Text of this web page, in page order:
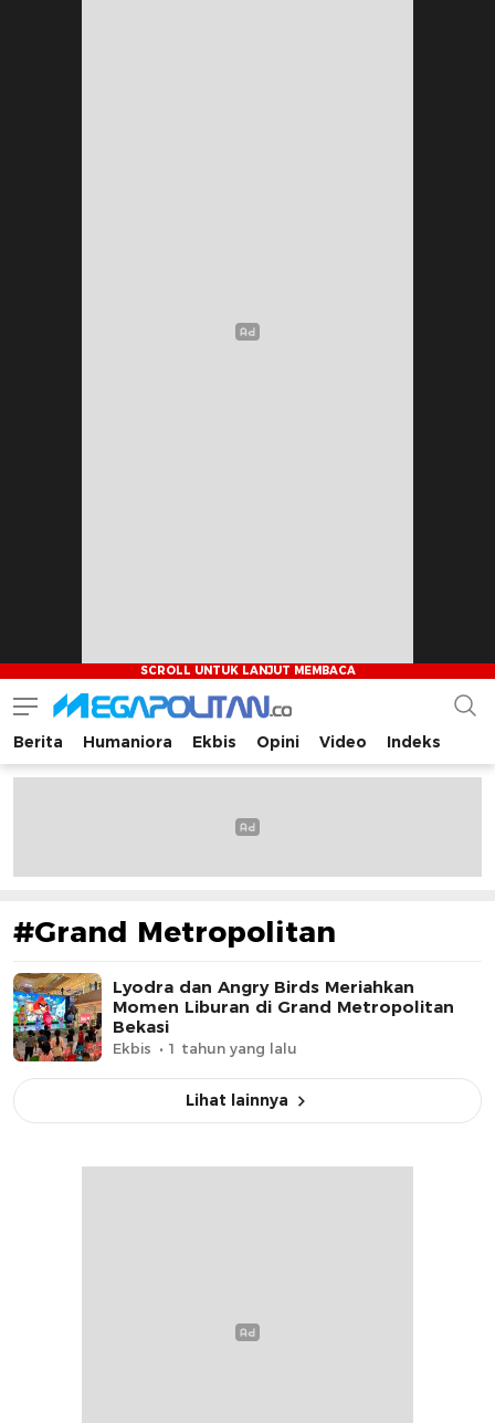
Megapolitan.co
Menyajikan berita-berita fakta bagi pembaca
Berita Humaniora Ekbis Opini Video Indeks
#Grand Metropolitan
Lyodra dan Angry Birds Meriahkan
Momen Liburan di Grand Metropolitan
Bekasi
Ekbis 1 tahun yang lalu
Lihat lainnya